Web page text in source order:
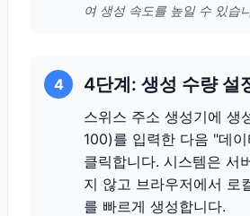
여 생성 속도를 높일 수 있습
4 4단계: 생성 수량 설
스위스 주소 생성기에 생
100)를 입력한 다음 "데
클릭합니다. 시스템은 서
지 않고 브라우저에서 로
를 빠르게 생성합니다.